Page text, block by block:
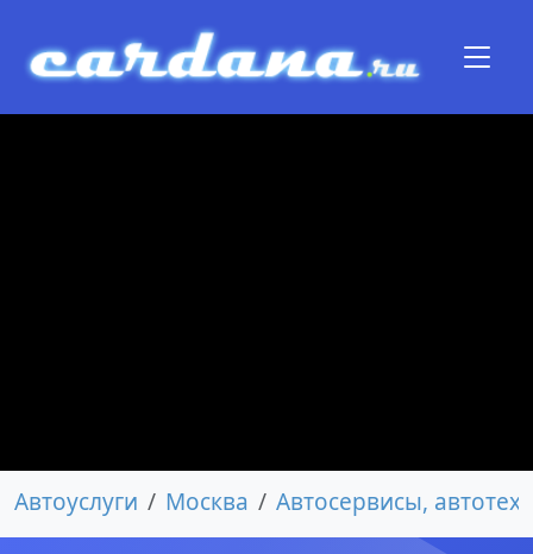
Автоуслуги Москва Автосервисы,